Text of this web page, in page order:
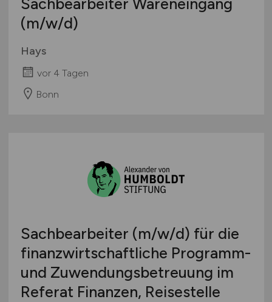
Sachbearbeiter Wareneingang
(m/w/d)
Hays
vor 4 Tagen
Bonn
Sachbearbeiter (m/w/d) für die
finanzwirtschaftliche Programm-
und Zuwendungsbetreuung im
Referat Finanzen, Reisestelle